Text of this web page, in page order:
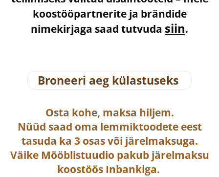
koostööpartnerite ja brändide
nimekirjaga saad tutvuda siin.
Broneeri aeg külastuseks
Osta kohe, maksa hiljem.
Nüüd saad oma lemmiktoodete eest
tasuda ka 3 osas või järelmaksuga.
Väike Mööblistuudio pakub järelmaksu
koostöös Inbankiga.